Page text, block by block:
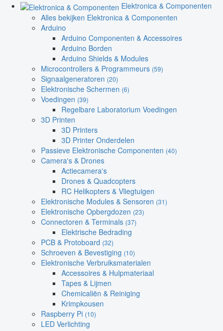
Elektronica & Componenten
Alles bekijken Elektronica & Componenten
Arduino
Arduino Componenten & Accessoires
Arduino Borden
Arduino Shields & Modules
Microcontrollers & Programmeurs (59)
Signaalgeneratoren (20)
Elektronische Schermen (6)
Voedingen (39)
Regelbare Laboratorium Voedingen
3D Printen
3D Printers
3D Printer Onderdelen
Passieve Elektronische Componenten (40)
Camera's & Drones
Actiecamera's
Drones & Quadcopters
RC Helikopters & Vliegtuigen
Elektronische Modules & Sensoren (31)
Elektronische Opbergdozen (23)
Connectoren & Terminals (37)
Elektrische Bedrading
PCB & Protoboard (32)
Schroeven & Bevestiging (10)
Elektronische Verbruiksmaterialen
Accessoires & Hulpmateriaal
Tapes & Lijmen
Chemicaliën & Reiniging
Krimpkousen
Raspberry Pi (10)
LED Verlichting